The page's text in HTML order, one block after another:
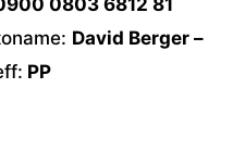
David Berger –
PP